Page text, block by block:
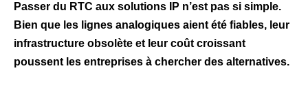
Passer du RTC aux solutions IP n’est pas si simple.
Bien que les lignes analogiques aient été fiables, leur
infrastructure obsolète et leur coût croissant
poussent les entreprises à chercher des alternatives.